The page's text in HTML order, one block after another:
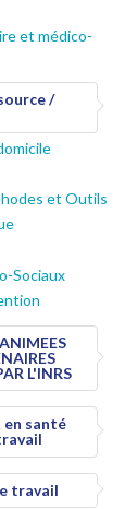
et médico-
/
et Outils
Sociaux
L'INRS
en santé
travail